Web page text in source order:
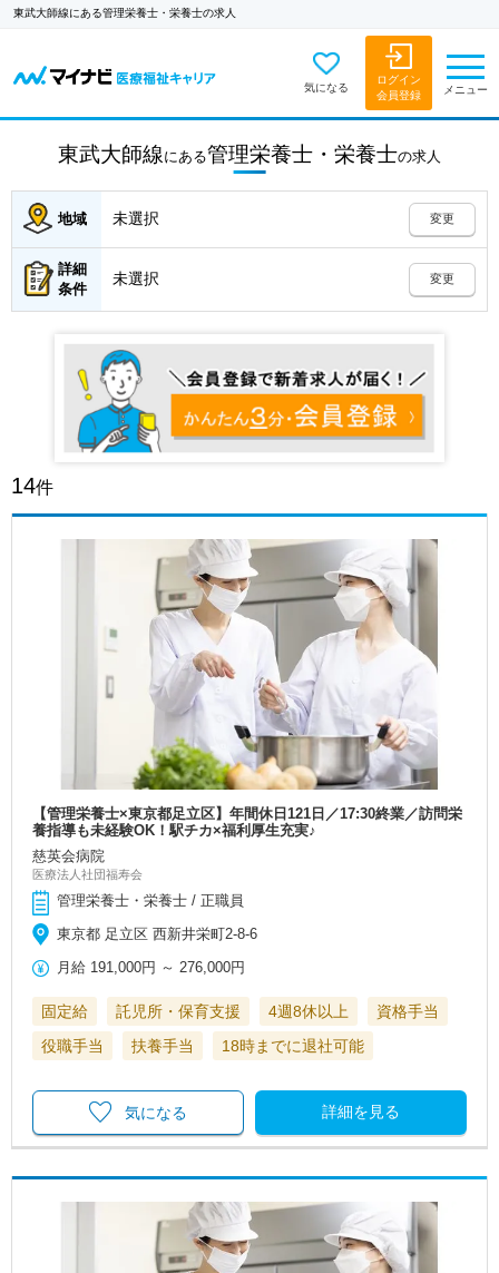
東武大師線にある管理栄養士・栄養士の求人
気になる
ログイン
会員登録
メニュー
東武大師線 にある管理栄養士・栄養士の求人
地域 未選択 変更
詳細
条件
未選択 変更
14件
【管理栄養士×東京都足立区】年間休日121日／17:30終業／訪問栄
養指導も未経験OK！駅チカ×福利厚生充実♪
慈英会病院
医療法人社団福寿会
管理栄養士・栄養士 / 正職員
東京都 足立区 西新井栄町2-8-6
月給 191,000円 ～ 276,000円
固定給 託児所・保育支援 4週8休以上
資格手当
役職手当
扶養手当 18時までに退社可能
詳細を見る
気になる